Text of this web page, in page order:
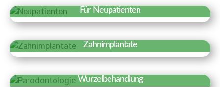
Für Neupatienten
Wir freuen uns über Ihr Interesse an
unserer Praxis. Auf einen Blick haben wir
Informationen für einen ersten Termin
Erfahren Sie mehr »
Zahnimplantate
Zahnimplantate sind künstliche
Erfahren Sie mehr »
Wurzelbehandlung